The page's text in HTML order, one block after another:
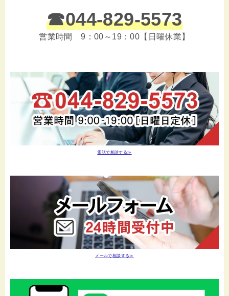
☎044-829-5573
営業時間 9：00～19：00【日曜休業】
電話で相談する≫
メールで相談する≫